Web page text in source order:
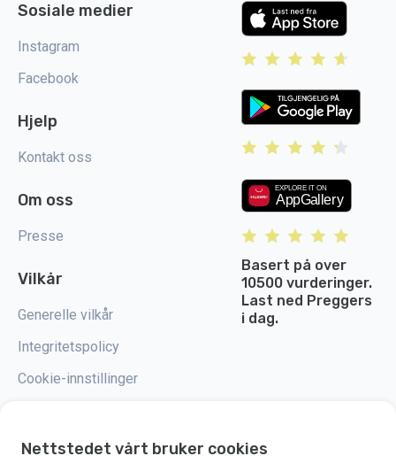
Sosiale medier
Instagram
Facebook
Hjelp
Kontakt oss
Om oss
Presse
Vilkår
Generelle vilkår
Integritetspolicy
Cookie-innstillinger
Basert på over
10500 vurderinger.
Last ned Preggers
i dag.
Nettstedet vårt bruker cookies